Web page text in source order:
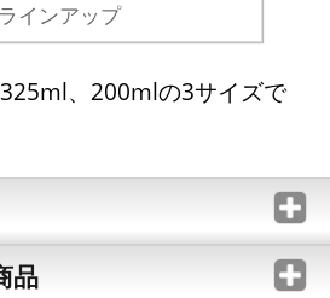
ラインアップ
、200mlの3サイズで
品